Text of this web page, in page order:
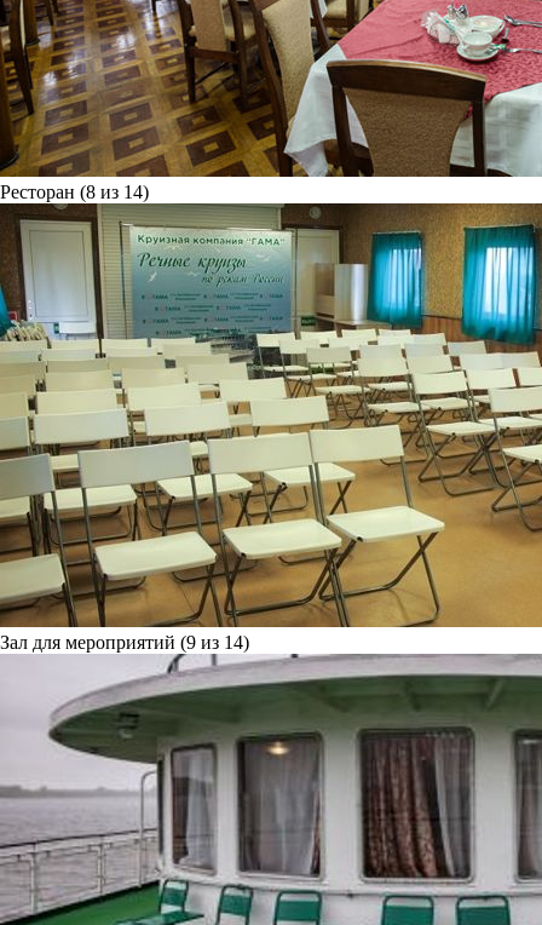
Ресторан (8 из 14)
Зал для мероприятий (9 из 14)